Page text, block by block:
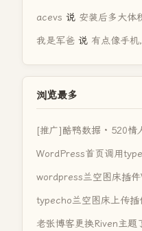
acevs 说 安装后多大体
我是军爸 说 有点像手
浏览最多
[推广]酷鸭数据 · 520情
WordPress首页调用
wordpress兰空图床插件
typecho兰空图床上传插
老张博客更换Riven主题